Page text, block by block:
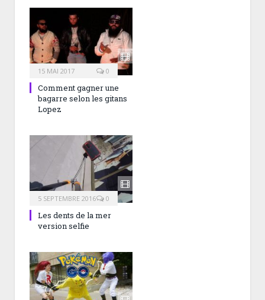
15 MAI 2017 0
Comment gagner une
bagarre selon les gitans
Lopez
5 SEPTEMBRE 2016 0
Les dents de la mer
version selfie